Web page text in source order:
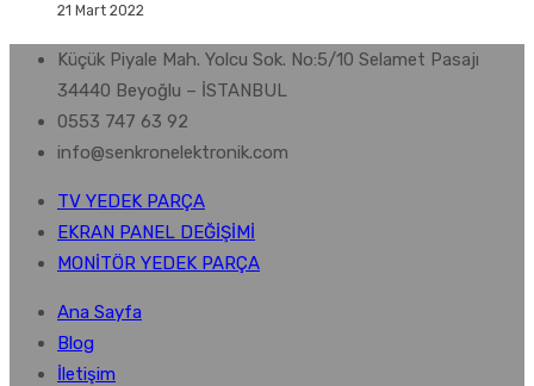
21 Mart 2022
Küçük Piyale Mah. Yolcu Sok. No:5/10 Selamet Pasajı
34440 Beyoğlu – İSTANBUL
0553 747 63 92
info@senkronelektronik.com
TV YEDEK PARÇA
EKRAN PANEL DEĞİŞİMİ
MONİTÖR YEDEK PARÇA
Ana Sayfa
Blog
İletişim